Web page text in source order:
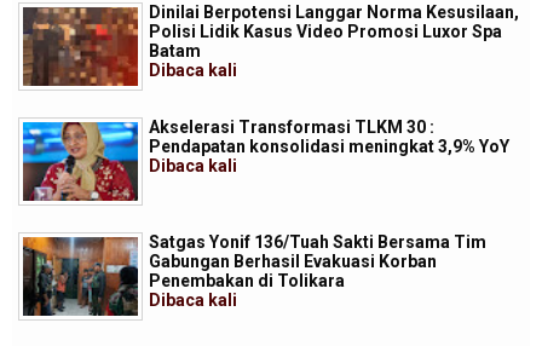
Dinilai Berpotensi Langgar Norma Kesusilaan,
Polisi Lidik Kasus Video Promosi Luxor Spa
Batam
Dibaca kali
Akselerasi Transformasi TLKM 30 :
Pendapatan konsolidasi meningkat 3,9% YoY
Dibaca kali
Satgas Yonif 136/Tuah Sakti Bersama Tim
Gabungan Berhasil Evakuasi Korban
Penembakan di Tolikara
Dibaca kali